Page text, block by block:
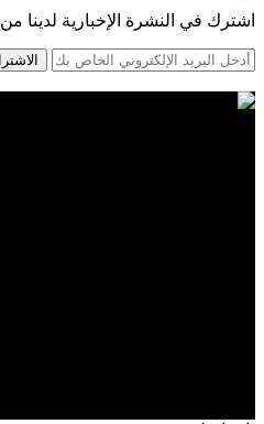
اشترك في النشرة الإخبارية لدينا